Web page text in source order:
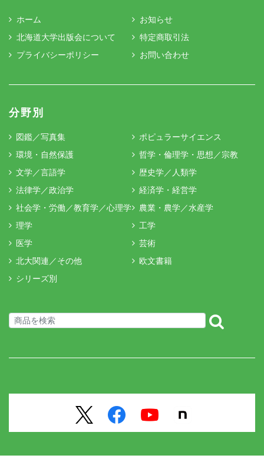
ホーム
お知らせ
北海道大学出版会について
特定商取引法
プライバシーポリシー
お問い合わせ
分野別
図鑑／写真集
ポピュラーサイエンス
環境・自然保護
哲学・倫理学・思想／宗教
文学／言語学
歴史学／人類学
法律学／政治学
経済学・経営学
社会学・労働／教育学／心理学
農業・農学／水産学
理学
工学
医学
芸術
北大関連／その他
欧文書籍
シリーズ別